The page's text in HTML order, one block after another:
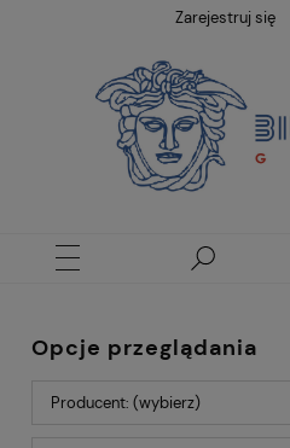
Zarejestruj się
Opcje przeglądania
Producent: (wybierz)